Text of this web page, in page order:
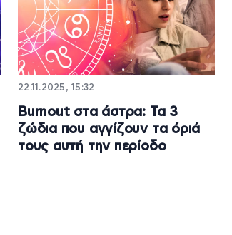
22.11.2025, 15:32
Burnout στα άστρα: Τα 3
ζώδια που αγγίζουν τα όριά
τους αυτή την περίοδο